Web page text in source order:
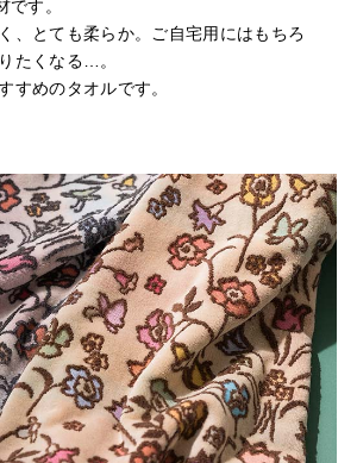
す。
、とても柔らか。ご自宅用にはもちろ
たくなる…。
すめのタオルです。